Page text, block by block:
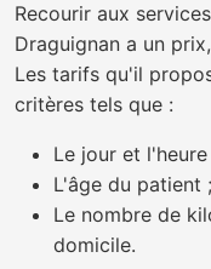
Recourir aux
Draguignan a un
Les tarifs qu'il
critères tels que :
Le jour et
L'âge du patient ;
Le nombre de
domicile.